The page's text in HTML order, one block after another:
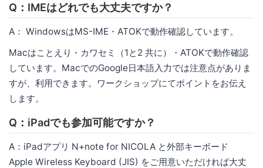
Q：IMEはどれでも大丈夫ですか？
A： WindowsはMS-IME・ATOKで動作確認しています。
Macはことえり・カワセミ（1と2 共に）・ATOKで動作確認
しています。MacでのGoogle日本語入力では注意点がありま
すが、利用できます。ワークショップにてポイントをお伝え
します。
Q：iPadでも参加可能ですか？
A：iPadアプリ N+note for NICOLA と外部キーボード
Apple Wireless Keyboard (JIS) をご用意いただければ大丈